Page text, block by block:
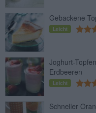
Gebackene
Leicht
Joghurt-
Erdbeeren
Leicht
Schneller